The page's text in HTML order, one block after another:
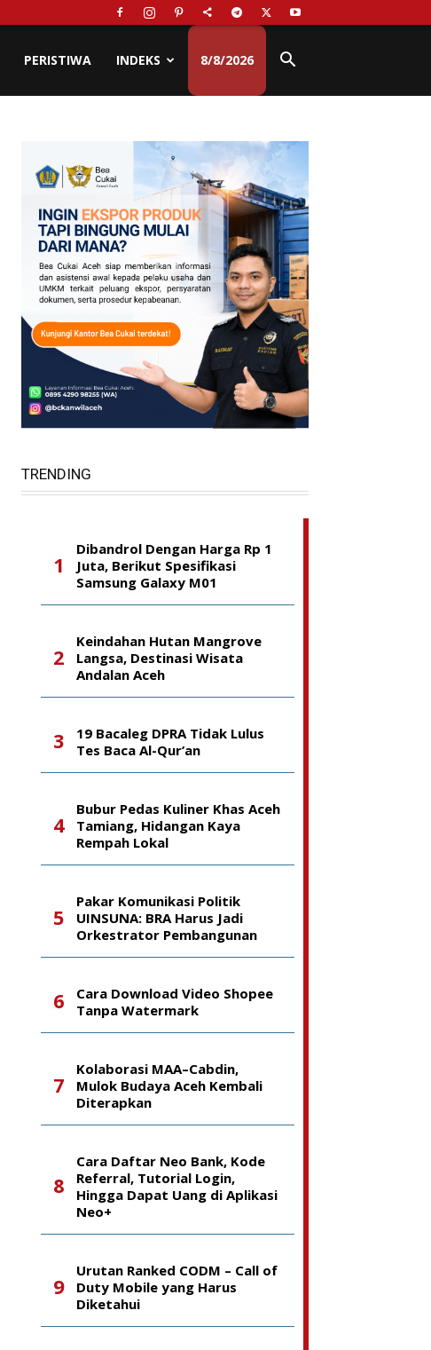
PERISTIWA INDEKS 8/8/2026
TRENDING
Dibandrol Dengan Harga Rp 1
Juta, Berikut Spesifikasi
Samsung Galaxy M01
Keindahan Hutan Mangrove
Langsa, Destinasi Wisata
Andalan Aceh
19 Bacaleg DPRA Tidak Lulus
Tes Baca Al-Qur’an
Bubur Pedas Kuliner Khas Aceh
Tamiang, Hidangan Kaya
Rempah Lokal
Pakar Komunikasi Politik
UINSUNA: BRA Harus Jadi
Orkestrator Pembangunan
Cara Download Video Shopee
Tanpa Watermark
Kolaborasi MAA–Cabdin,
Mulok Budaya Aceh Kembali
Diterapkan
Cara Daftar Neo Bank, Kode
Referral, Tutorial Login,
Hingga Dapat Uang di Aplikasi
Neo+
Urutan Ranked CODM – Call of
Duty Mobile yang Harus
Diketahui